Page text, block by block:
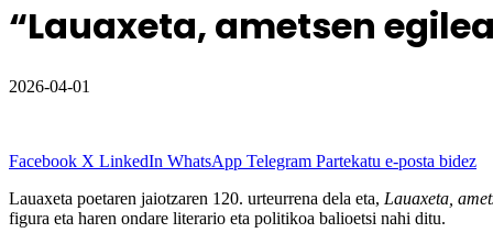
“Lauaxeta, ametsen
2026-04-01
Facebook X LinkedIn WhatsApp Telegram Partekatu e-posta bidez
Lauaxeta poetaren jaiotzaren 120. urteurrena dela eta, Lauaxeta,
figura eta haren ondare literario eta politikoa balioetsi nahi ditu.